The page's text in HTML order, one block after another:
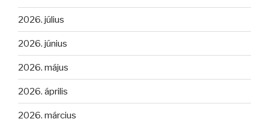
2026. július
2026. június
2026. május
2026. április
2026. március